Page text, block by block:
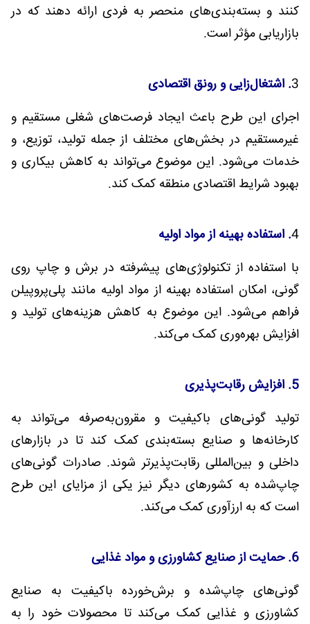
کنند و بسته‌بندی‌های منحصر به فردی ارائه دهند که در
بازاریابی مؤثر است.
3. اشتغال‌زایی و رونق اقتصادی
اجرای این طرح باعث ایجاد فرصت‌های شغلی مستقیم و
غیرمستقیم در بخش‌های مختلف از جمله تولید، توزیع، و
خدمات می‌شود. این موضوع می‌تواند به کاهش بیکاری و
بهبود شرایط اقتصادی منطقه کمک کند.
4. استفاده بهینه از مواد اولیه
با استفاده از تکنولوژی‌های پیشرفته در برش و چاپ روی
گونی، امکان استفاده بهینه از مواد اولیه مانند پلی‌پروپیلن
فراهم می‌شود. این موضوع به کاهش هزینه‌های تولید و
افزایش بهره‌وری کمک می‌کند.
5. افزایش رقابت‌پذیری
تولید گونی‌های باکیفیت و مقرون‌به‌صرفه می‌تواند به
کارخانه‌ها و صنایع بسته‌بندی کمک کند تا در بازارهای
داخلی و بین‌المللی رقابت‌پذیرتر شوند. صادرات گونی‌های
چاپ‌شده به کشورهای دیگر نیز یکی از مزایای این طرح
است که به ارزآوری کمک می‌کند.
6. حمایت از صنایع کشاورزی و مواد غذایی
گونی‌های چاپ‌شده و برش‌خورده باکیفیت به صنایع
کشاورزی و غذایی کمک می‌کند تا محصولات خود را به